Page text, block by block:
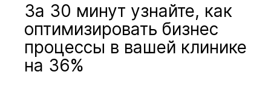
За 30 минут узнайте, как
оптимизировать бизнес
процессы в вашей клинике
на 36%